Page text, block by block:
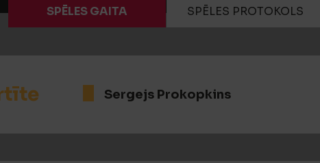
SPĒLES GAITA SPĒLES PROTOKOLS
Sergejs Prokopkins